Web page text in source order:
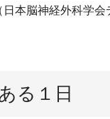
本脳神経外科学
る１日